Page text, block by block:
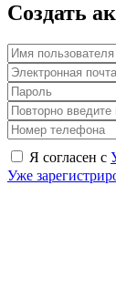
Создать
Я согласен с
Уже